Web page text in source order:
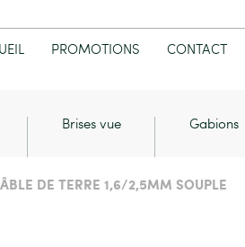
PROMOTIONS CONTACT
Brises vue Gabions
DE TERRE 1,6/2,5MM SOUPLE